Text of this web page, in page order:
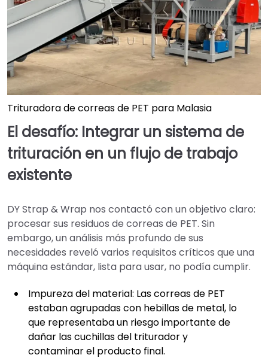
Trituradora de correas de PET para Malasia
El desafío: Integrar un sistema de
trituración en un flujo de trabajo
existente
DY Strap & Wrap nos contactó con un objetivo claro:
procesar sus residuos de correas de PET. Sin
embargo, un análisis más profundo de sus
necesidades reveló varios requisitos críticos que una
máquina estándar, lista para usar, no podía cumplir.
Impureza del material: Las correas de PET
estaban agrupadas con hebillas de metal, lo
que representaba un riesgo importante de
dañar las cuchillas del triturador y
contaminar el producto final.